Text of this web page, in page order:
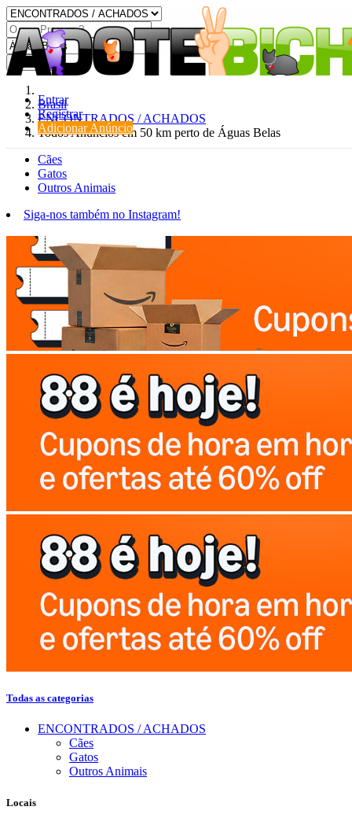
Entrar
Registrar
Adicionar Anúncio
Procurar
Brasil
ENCONTRADOS / ACHADOS
Todos Anúncios em 50 km perto de Águas Belas
Cães
Gatos
Outros Animais
Siga-nos também no Instagram!
Todas as categorias
ENCONTRADOS / ACHADOS
Cães
Gatos
Outros Animais
Locais